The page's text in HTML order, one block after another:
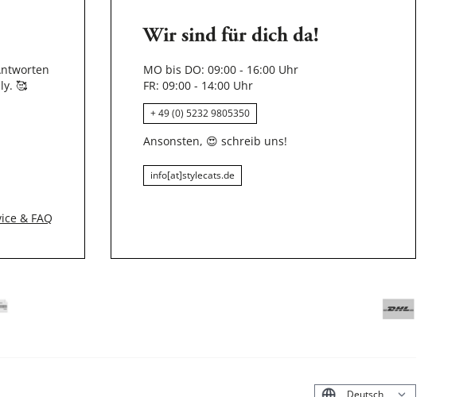
🥰
& FAQ
Wir sind für dich da!
MO bis DO: 09:00 - 16:00 Uhr
FR: 09:00 - 14:00 Uhr
+ 49 (0) 5232 9805350
Ansonsten, 😍 schreib uns!
info[at]stylecats.de